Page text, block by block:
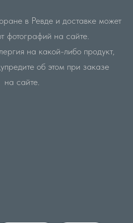
в Ревде и доставке может
фотографий на сайте.
на какой-либо продукт,
об этом при заказе
на сайте.